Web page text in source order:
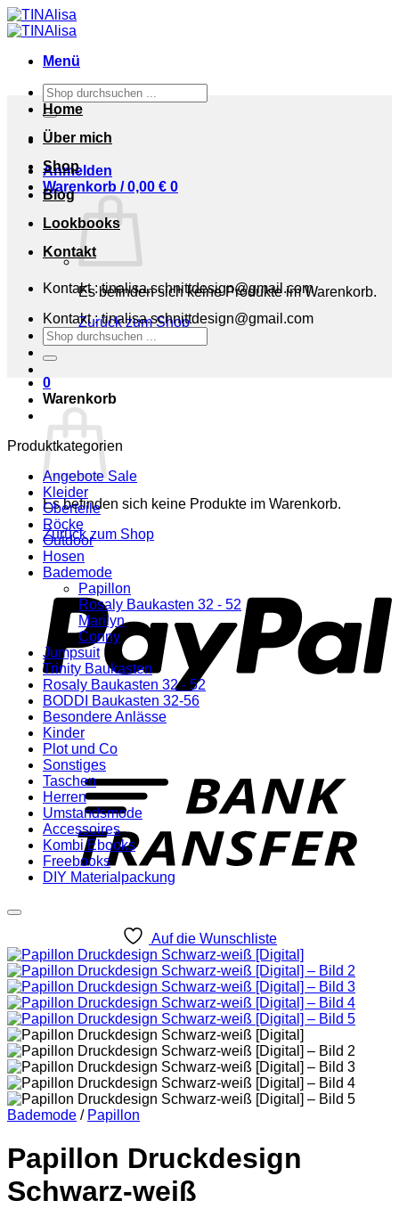
Zum
Inhalt
Menü
Suchen
nach:
Anmelden
Warenkorb /0,00 € 0
Es befinden sich keine Produkte im Warenkorb.
Zurück zum Shop
0
Warenkorb
Es befinden sich keine Produkte im Warenkorb.
Zurück zum Shop
Home
Über mich
Shop
Blog
Lookbooks
Kontakt
Kontakt : tinalisa.schnittdesign@gmail.com
Kontakt : tinalisa.schnittdesign@gmail.com
Suchen
nach:
Produktkategorien
Angebote Sale
Kleider
Oberteile
Röcke
Outdoor
Hosen
Bademode
Papillon
Rosaly Baukasten 32 - 52
Marilyn
Conny
Jumpsuit
Trinity Baukasten
Rosaly Baukasten 32 - 52
BODDI Baukasten 32-56
Besondere Anlässe
Kinder
Plot und Co
Sonstiges
Taschen
Herren
Umstandsmode
Accessoires
Kombi Ebooks
Freebooks
DIY Materialpackung
Auf die Wunschliste
Bademode / Papillon
Papillon Druckdesign
Schwarz-weiß